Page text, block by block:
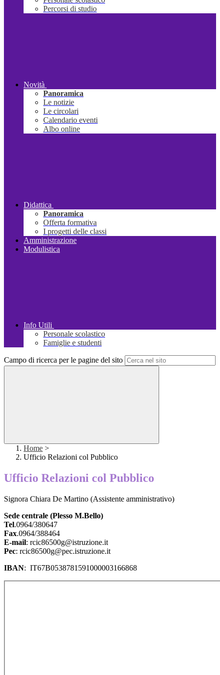
Percorsi di studio
Novità
Panoramica
Le notizie
Le circolari
Calendario eventi
Albo online
Didattica
Panoramica
Offerta formativa
I progetti delle classi
Amministrazione
Modulistica
Info Utili
Personale scolastico
Famiglie e studenti
Campo di ricerca per le pagine del sito
Home >
Ufficio Relazioni col Pubblico
Ufficio Relazioni col Pubblico
Signora Chiara De Martino (Assistente amministrativo)
Sede centrale (Plesso M.Bello)
Tel.0964/380647
Fax.0964/388464
E-mail: rcic86500g@istruzione.it
Pec: rcic86500g@pec.istruzione.it
IBAN: IT67B0538781591000003166868